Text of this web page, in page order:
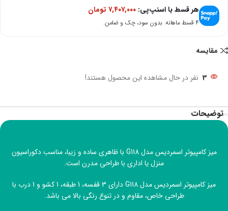
هر قسط با اسنپ‌پی: ۷,۴۰۷,۰۰۰ تومان
۴ قسط ماهانه. بدون سود، چک و ضامن.
مقایسه
3 نفر در حال مشاهده این محصول هستند!
توضیحات
میز کامپیوتر اسمردیس مدل G118 با ظاهری ساده و زیبا، مناسب دکوراسیون
منزل یا اداری با طراحی مدرن است.
میز کامپیوتر اسمردیس مدل G118 دارای 3 قفسه، 1 طبقه، 1 کشو و 1 درب با
طراحی خاص، مقاوم و در تنوع رنگی بالا می باشد.